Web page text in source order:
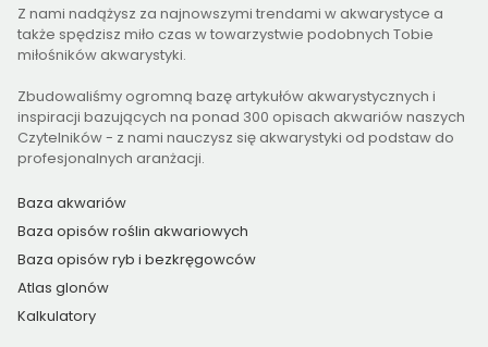
Z nami nadążysz za najnowszymi trendami w akwarystyce a
także spędzisz miło czas w towarzystwie podobnych Tobie
miłośników akwarystyki.
Zbudowaliśmy ogromną bazę artykułów akwarystycznych i
inspiracji bazujących na ponad 300 opisach akwariów naszych
Czytelników - z nami nauczysz się akwarystyki od podstaw do
profesjonalnych aranżacji.
Baza akwariów
Baza opisów roślin akwariowych
Baza opisów ryb i bezkręgowców
Atlas glonów
Kalkulatory